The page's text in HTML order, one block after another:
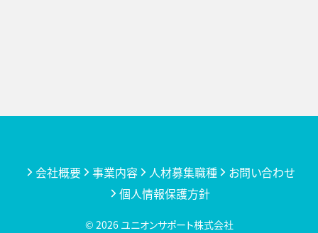
会社概要 事業内容 人材募集職種
お問い合わせ
個人情報保護方針
© 2026 ユニオンサポート株式会社